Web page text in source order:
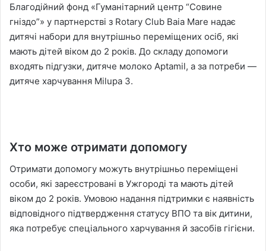
Благодійний фонд «Гуманітарний центр “Совине
гніздо”» у партнерстві з Rotary Club Baia Mare надає
дитячі набори для внутрішньо переміщених осіб, які
мають дітей віком до 2 років. До складу допомоги
входять підгузки, дитяче молоко Aptamil, а за потреби —
дитяче харчування Milupa 3.
Хто може отримати допомогу
Отримати допомогу можуть внутрішньо переміщені
особи, які зареєстровані в Ужгороді та мають дітей
віком до 2 років. Умовою надання підтримки є наявність
відповідного підтвердження статусу ВПО та вік дитини,
яка потребує спеціального харчування й засобів гігієни.